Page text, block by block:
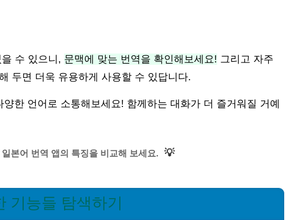
수 있으니, 문맥에 맞는 번역을 확인해보세요! 그리고 자주
두면 더욱 유용하게 사용할 수 있답니다.
한 언어로 소통해보세요! 함께하는 대화가 더 즐거워질 거예
일본어 번역 앱의 특징을 비교해 보세요. 💡
기능들 탐색하기